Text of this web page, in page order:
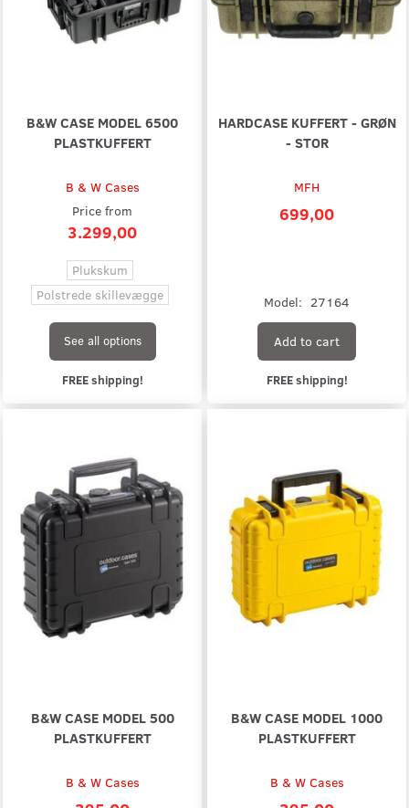
B&W CASE MODEL 6500
PLASTKUFFERT
B & W Cases
Price from
3.299,00
Plukskum
Polstrede skillevægge
See all options
FREE shipping!
HARDCASE KUFFERT - GRØN
- STOR
MFH
699,00
Model: 27164
Add to cart
FREE shipping!
B&W CASE MODEL 500
PLASTKUFFERT
B & W Cases
B&W CASE MODEL 1000
PLASTKUFFERT
B & W Cases